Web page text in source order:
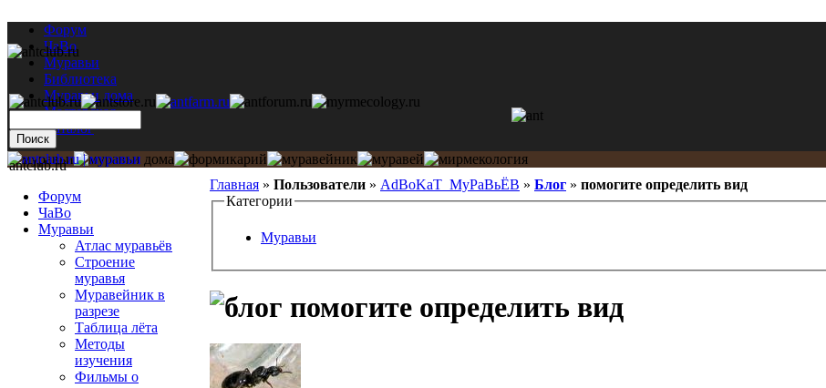
Форум
ЧаВо
Муравьи
Библиотека
Муравьи дома
Мастерская
Каталог
Главная » Пользователи » AdBoKaT_MyPaBьЁВ » Блог » помогите определить вид
Категории
Муравьи
помогите определить вид
antclub.ru
Форум
ЧаВо
Муравьи
Атлас муравьёв
Строение
муравья
Муравейник в
разрезе
Таблица лёта
Методы
изучения
Фильмы о